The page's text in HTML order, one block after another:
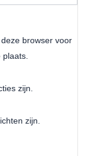
browser voor
zijn.
zijn.